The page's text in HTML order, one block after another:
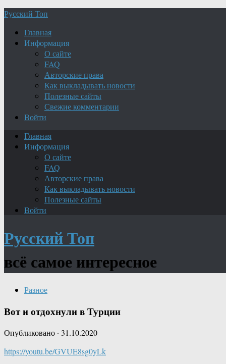
Русский Топ
Главная
Информация
О сайте
FAQ
Авторские права
Как выкладывать новости
Полезные сайты
Свежие комментарии
Войти
Главная
Информация
О сайте
FAQ
Авторские права
Как выкладывать новости
Полезные сайты
Войти
Русский Топ
всё самое интересное
Разное
Вот и отдохнули в Турции
Опубликовано · 31.10.2020
https://youtu.be/GVUE8sg0yLk